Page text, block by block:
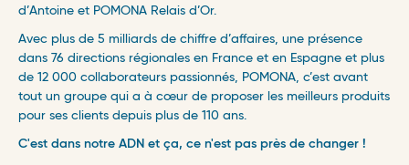
d’Antoine et POMONA Relais d’Or. ​
Avec plus de 5 milliards de chiffre d’affaires, une présence
dans 76 directions régionales en France et en Espagne et plus
de 12 000 collaborateurs passionnés, POMONA, c’est avant
tout un groupe qui a à cœur de proposer les meilleurs produits
pour ses clients depuis plus de 110 ans. ​
C'est dans notre ADN et ça, ce n'est pas près de changer !